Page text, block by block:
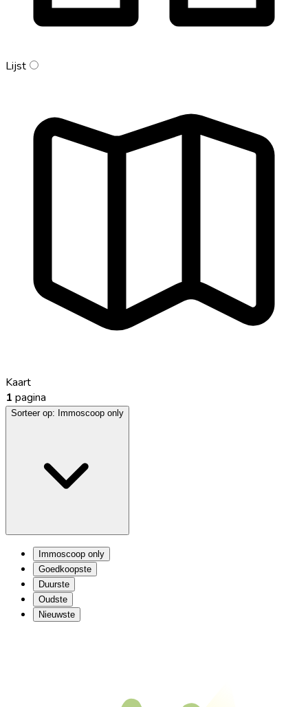
Lijst
Kaart
1 pagina
Sorteer op: Immoscoop only
Immoscoop only
Goedkoopste
Duurste
Oudste
Nieuwste